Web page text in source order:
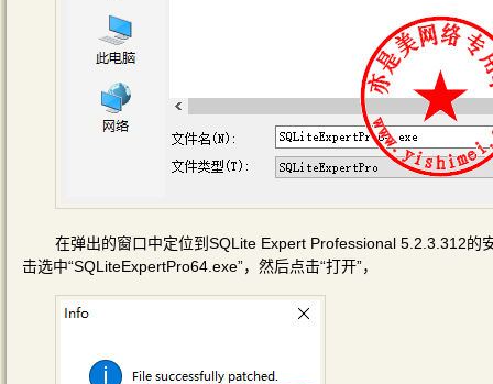
在弹出的窗口中定位到SQLite Expert Professional 5.2.3.312
击选中“SQLiteExpertPro64.exe”，然后点击“打开”，